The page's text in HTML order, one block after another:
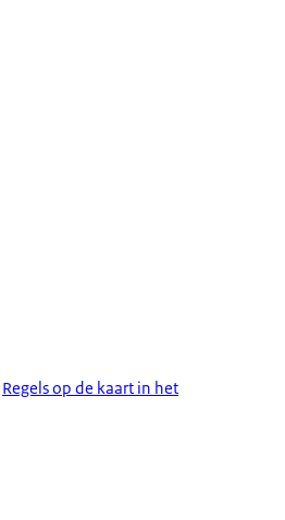
Regels op de kaart in het